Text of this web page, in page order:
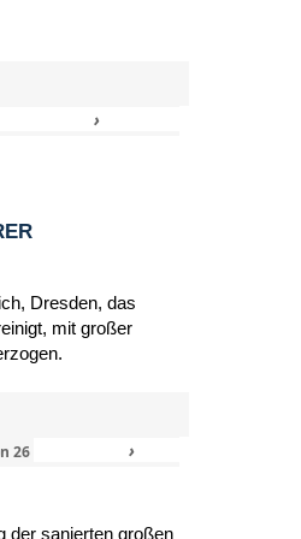
›
Dresden, das
mit großer
26 ›
der sanierten großen